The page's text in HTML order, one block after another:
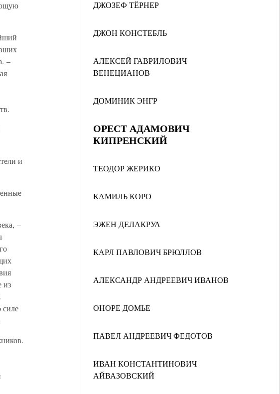
ДЖОЗЕФ ТЁРНЕР
ДЖОН КОНСТЕБЛЬ
АЛЕКСЕЙ ГАВРИЛОВИЧ
ВЕНЕЦИАНОВ
ДОМИНИК ЭНГР
ОРЕСТ АДАМОВИЧ
КИПРЕНСКИЙ
ТЕОДОР ЖЕРИКО
КАМИЛЬ КОРО
ЭЖЕН ДЕЛАКРУА
КАРЛ ПАВЛОВИЧ БРЮЛЛОВ
АЛЕКСАНДР АНДРЕЕВИЧ ИВАНОВ
ОНОРЕ ДОМЬЕ
ПАВЕЛ АНДРЕЕВИЧ ФЕДОТОВ
ИВАН КОНСТАНТИНОВИЧ
АЙВАЗОВСКИЙ
–
и
–
из